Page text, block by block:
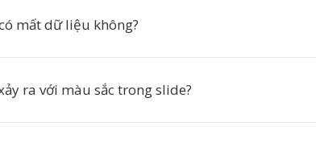
mất dữ liệu không?
ra với màu sắc trong slide?